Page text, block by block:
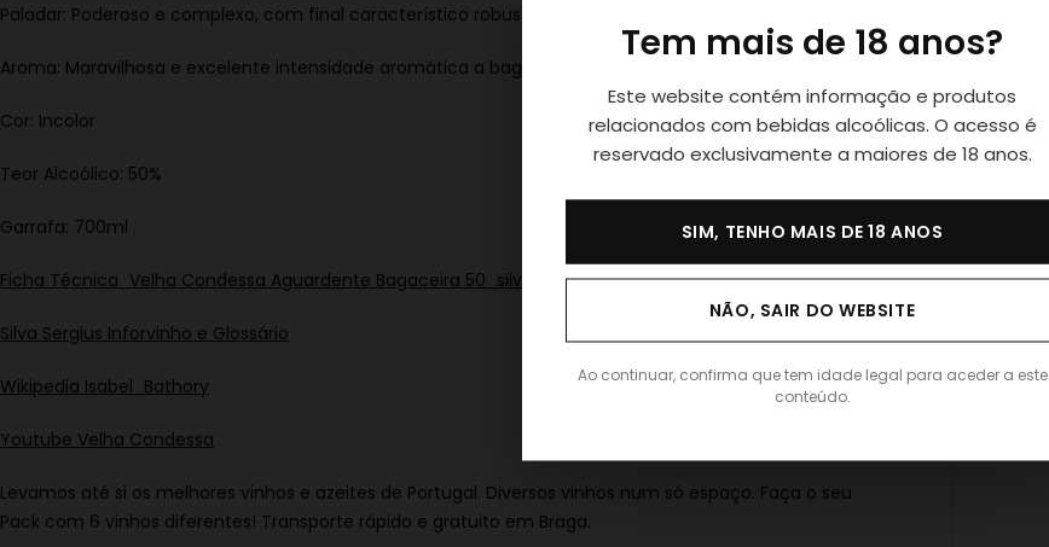
Paladar: Poderoso e complexo, com final característico robusto e prolongado.
Aroma: Maravilhosa e excelente intensidade aromática a bagaço, com notas frutadas frescas intensas.
Cor: Incolor
Teor Alcoólico: 50%
Garrafa: 700ml
Ficha Técnica_Velha Condessa Aguardente Bagaceira 50_silva sergius
Silva Sergius Inforvinho e Glossário
Wikipedia Isabel_Bathory
Youtube Velha Condessa
Levamos até si os melhores vinhos e azeites de Portugal. Diversos vinhos num só espaço. Faça o seu
Pack com 6 vinhos diferentes! Transporte rápido e gratuito em Braga.
Tem mais de 18 anos?
Este website contém informação e produtos
relacionados com bebidas alcoólicas. O acesso é
reservado exclusivamente a maiores de 18 anos.
SIM, TENHO MAIS DE 18 ANOS
NÃO, SAIR DO WEBSITE
Ao continuar, confirma que tem idade legal para aceder a este
conteúdo.